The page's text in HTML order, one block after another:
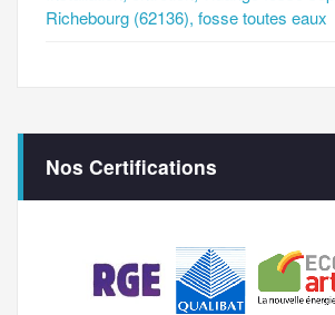
Richebourg (62136), fosse toutes eaux
Nos Certifications